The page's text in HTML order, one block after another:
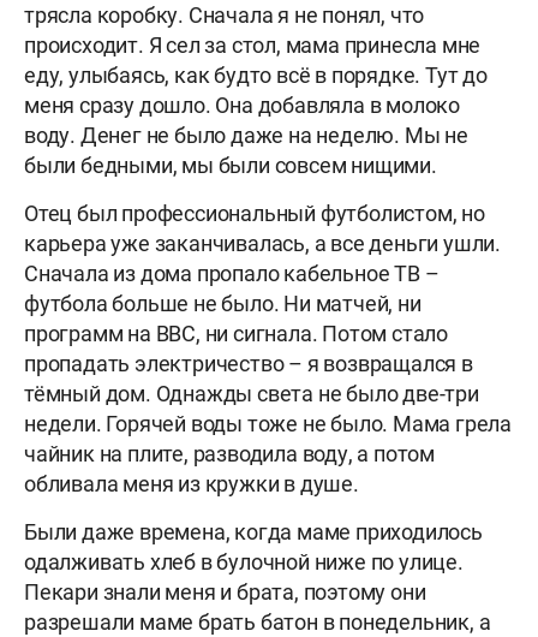
трясла коробку. Сначала я не понял, что
происходит. Я сел за стол, мама принесла мне
еду, улыбаясь, как будто всё в порядке. Тут до
меня сразу дошло. Она добавляла в молоко
воду. Денег не было даже на неделю. Мы не
были бедными, мы были совсем нищими.
Отец был профессиональный футболистом, но
карьера уже заканчивалась, а все деньги ушли.
Сначала из дома пропало кабельное ТВ –
футбола больше не было. Ни матчей, ни
программ на BBC, ни сигнала. Потом стало
пропадать электричество – я возвращался в
тёмный дом. Однажды света не было две-три
недели. Горячей воды тоже не было. Мама грела
чайник на плите, разводила воду, а потом
обливала меня из кружки в душе.
Были даже времена, когда маме приходилось
одалживать хлеб в булочной ниже по улице.
Пекари знали меня и брата, поэтому они
разрешали маме брать батон в понедельник, а